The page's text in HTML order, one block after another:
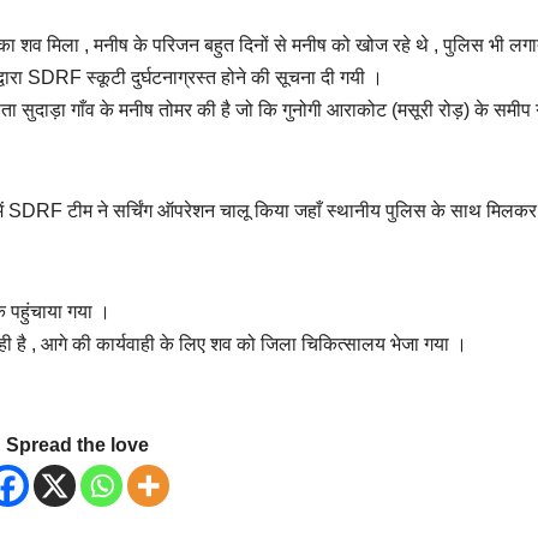
शव मिला , मनीष के परिजन बहुत दिनों से मनीष को खोज रहे थे , पुलिस भी
SDRF स्कूटी दुर्घटनाग्रस्त होने की सूचना दी गयी ।
गाँव के मनीष तोमर की है जो कि गुनोगी आराकोट (मसूरी रोड़) के समीप
SDRF टीम ने सर्चिंग ऑपरेशन चालू किया जहाँ स्थानीय पुलिस के साथ मिलकर
गया ।
है , आगे की कार्यवाही के लिए शव को जिला चिकित्सालय भेजा गया ।
Spread the love